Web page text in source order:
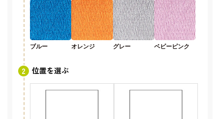
ブルー オレンジ グレー ベビーピンク
位置を選ぶ